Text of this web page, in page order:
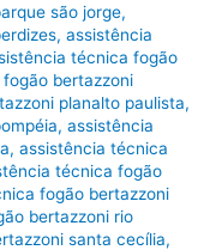
são jorge,
,assistência
técnica fogão
bertazzoni
planalto paulista,
,assistência
,assistência técnica
técnica fogão
fogão bertazzoni
bertazzoni rio
santa cecília,